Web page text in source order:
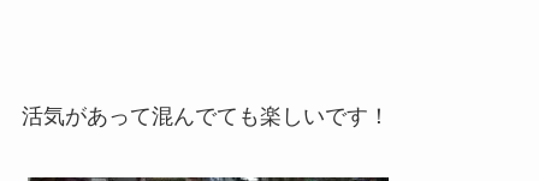
活気があって混んでても楽しいです！